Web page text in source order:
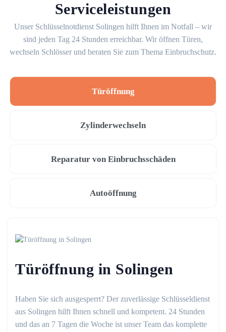
Serviceleistungen
Unser Schlüsselnotdienst Solingen hilft Ihnen im Notfall – wir
sind jeden Tag 24 Stunden erreichbar. Wir öffnen Türen,
wechseln Schlösser und beraten Sie zum Thema Einbruchschutz.
Türöffnung
Zylinderwechseln
Reparatur von Einbruchsschäden
Autoöffnung
Türöffnung in Solingen
Haben Sie sich ausgesperrt? Der zuverlässige Schlüsseldienst
aus Solingen hilft Ihnen schnell und kompetent. 24 Stunden
und das an 7 Tagen die Woche ist unser Team das komplette